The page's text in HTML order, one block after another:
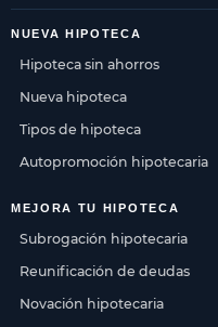
NUEVA HIPOTECA
Hipoteca sin ahorros
Nueva hipoteca
Tipos de hipoteca
Autopromoción hipotecaria
MEJORA TU HIPOTECA
Subrogación hipotecaria
Reunificación de deudas
Novación hipotecaria